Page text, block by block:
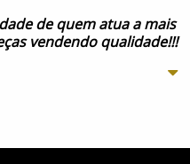
de quem atua a mais
vendendo qualidade!!!